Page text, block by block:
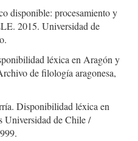
disponible: procesamiento y
2015. Universidad de
léxica en Aragón y
de filología aragonesa,
Disponibilidad léxica en
Universidad de Chile /